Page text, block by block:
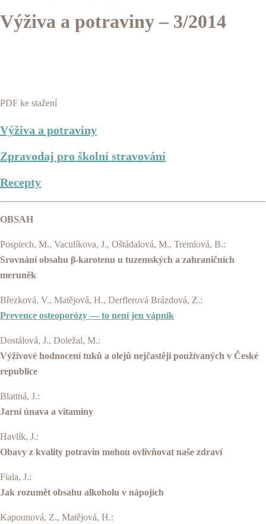
Výživa a potraviny – 3/2014
PDF ke stažení
Výživa a potraviny
Zpravodaj pro školní stravování
Recepty
OBSAH
Pospiech, M., Vaculíkova, J., Oštádalová, M., Tremlová, B.:
Srovnání obsahu β-karotenu u tuzemských a zahraničních
meruněk
Březková, V., Matějová, H., Derflerová Brázdová, Z.:
Prevence osteoporózy — to není jen vápník
Dostálová, J., Doležal, M.:
Výživové hodnocení tuků a olejů nejčastěji používaných v České
republice
Blattná, J.:
Jarní únava a vitaminy
Havlík, J.:
Obavy z kvality potravin mohou ovlivňovat naše zdraví
Fiala, J.:
Jak rozumět obsahu alkoholu v nápojích
Kapounová, Z., Matějová, H.: